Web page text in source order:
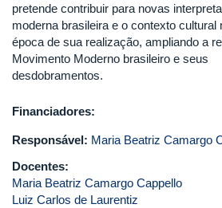
pretende contribuir para novas
moderna brasileira e o contexto cultural
época de sua realização, ampliando a
Movimento Moderno brasileiro e seus
desdobramentos.
Financiadores:
Responsável: Maria Beatriz Camargo
Docentes:
Maria Beatriz Camargo Cappello
Luiz Carlos de Laurentiz